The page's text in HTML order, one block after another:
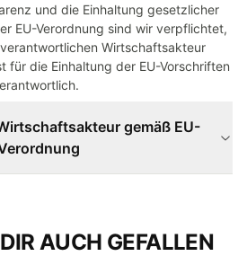
und die Einhaltung gesetzlicher
EU-Verordnung sind wir verpflichtet,
Wirtschaftsakteur
für die Einhaltung der EU-Vorschriften
gemäß EU-
AUCH GEFALLEN